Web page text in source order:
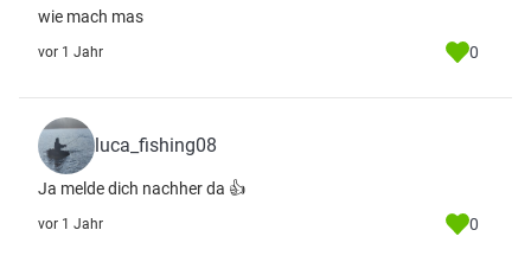
wie mach mas
vor 1 Jahr 0
luca_fishing08
Ja melde dich nachher da 👍
vor 1 Jahr 0